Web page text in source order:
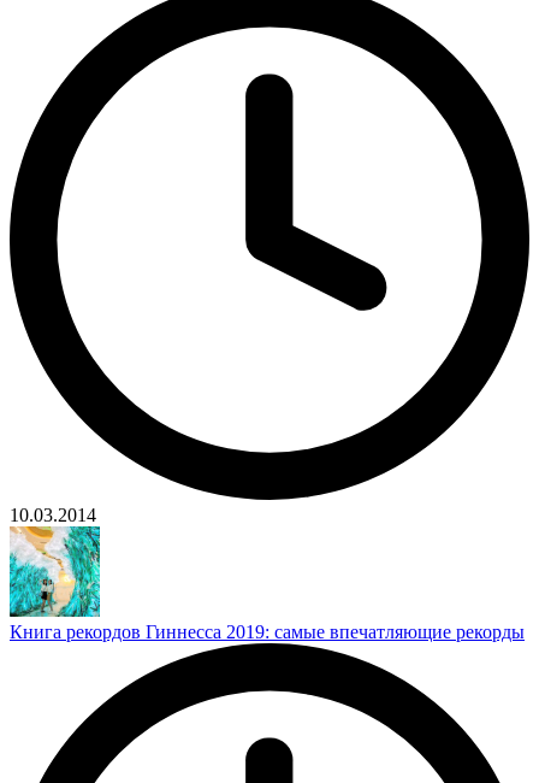
10.03.2014
Книга рекордов Гиннесса 2019: самые впечатляющие рекорды